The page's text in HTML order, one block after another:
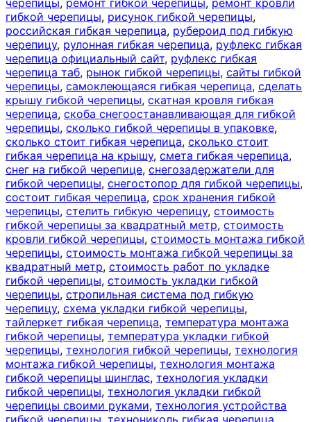
гибкой черепицы, рисунок гибкой черепицы,
российская гибкая черепица, рубероид под гибкую
черепицу, рулонная гибкая черепица, руфлекс гибкая
черепица официальный сайт, руфлекс гибкая
черепица таб, рынок гибкой черепицы, сайты гибкой
черепицы, самоклеющаяся гибкая черепица, сделать
крышу гибкой черепицы, скатная кровля гибкая
черепица, скоба снегоостанавливающая для гибкой
черепицы, сколько гибкой черепицы в упаковке,
сколько стоит гибкая черепица, сколько стоит
гибкая черепица на крышу, смета гибкая черепица,
снег на гибкой черепице, снегозадержатели для
гибкой черепицы, снегостопор для гибкой черепицы,
состоит гибкая черепица, срок хранения гибкой
черепицы, стелить гибкую черепицу, стоимость
гибкой черепицы за квадратный метр, стоимость
кровли гибкой черепицы, стоимость монтажа гибкой
черепицы, стоимость монтажа гибкой черепицы за
квадратный метр, стоимость работ по укладке
гибкой черепицы, стоимость укладки гибкой
черепицы, стропильная система под гибкую
черепицу, схема укладки гибкой черепицы,
тайлеркет гибкая черепица, температура монтажа
гибкой черепицы, температура укладки гибкой
черепицы, технология гибкой черепицы, технология
монтажа гибкой черепицы, технология монтажа
гибкой черепицы шинглас, технология укладки
гибкой черепицы, технология укладки гибкой
черепицы своими руками, технология устройства
гибкой черепицы, технониколь гибкая черепица